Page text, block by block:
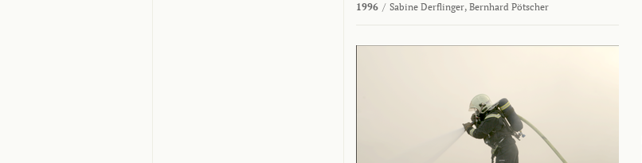
1996 / Sabine Derflinger, Bernhard Pötscher